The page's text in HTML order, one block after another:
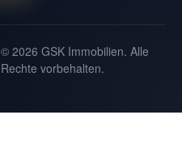
© 2026 GSK Immobilien. Alle
Rechte vorbehalten.